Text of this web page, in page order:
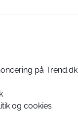
på Trend.dk
og cookies